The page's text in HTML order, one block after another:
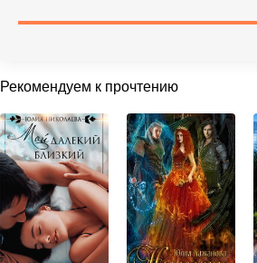
Рекомендуем к прочтению